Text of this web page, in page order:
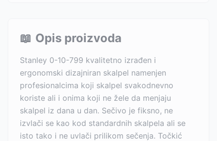
📖 Opis proizvoda
Stanley 0-10-799 kvalitetno izrađen i
ergonomski dizajniran skalpel namenjen
profesionalcima koji skalpel svakodnevno
koriste ali i onima koji ne žele da menjaju
skalpel iz dana u dan. Sečivo je fiksno, ne
izvlači se kao kod standardnih skalpela ali se
isto tako i ne uvlači prilikom sečenja. Točkić